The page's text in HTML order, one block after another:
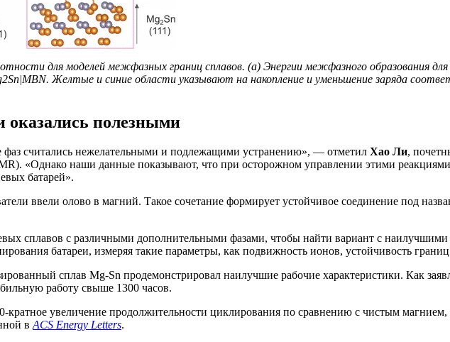
для моделей межфазных границ сплавов. (а) Энергии межфазного образования
Желтые и синие области указывают на накопление и уменьшение заряда
оказались полезными
фаз считались нежелательными и подлежащими устранению», — отметил Хао Ли,
«Однако наши данные показывают, что при осторожном управлении этими
батарей».
ввели олово в магний. Такое сочетание формирует устойчивое соединение под
сплавов с различными дополнительными фазами, чтобы найти вариант с
батареи, измеряя такие параметры, как подвижность ионов, устойчивость
сплав Mg-Sn продемонстрировал наилучшие рабочие характеристики. Как
работу свыше 1300 часов.
кратное увеличение продолжительности циклирования по сравнению с чистым
вACS Energy Letters.